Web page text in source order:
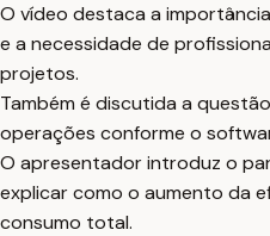
O vídeo destaca a
e a necessidade de
projetos.
Também é discutida a
operações conforme o
O apresentador introduz o
explicar como o aumento da
consumo total.